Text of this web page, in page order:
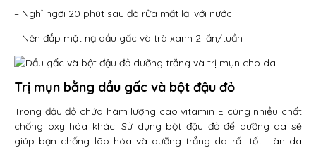
– Nghỉ ngơi 20 phút sau đó rửa mặt lại với nước
– Nên đắp mặt nạ dầu gấc và trà xanh 2 lần/tuần
Trị mụn bằng dầu gấc và bột đậu đỏ
Trong đậu đỏ chứa hàm lượng cao vitamin E cùng nhiều chất
chống oxy hóa khác. Sử dụng bột đậu đỏ để dưỡng da sẽ
giúp bạn chống lão hóa và dưỡng trắng da rất tốt. Làn da